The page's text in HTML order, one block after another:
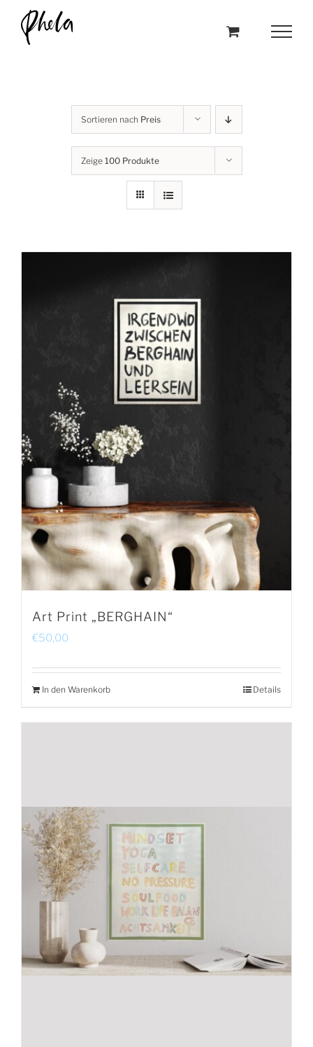
content
Sortieren nach Preis
Zeige 100 Produkte
Art Print „BERGHAIN“
€50,00
In den Warenkorb Details